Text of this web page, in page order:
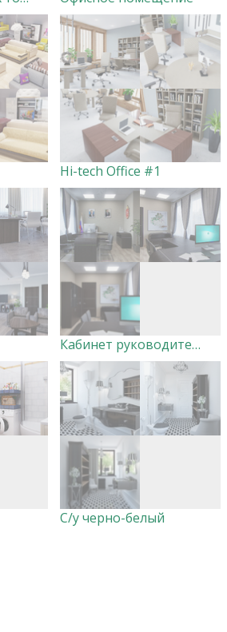
Hi-tech Office #1
Кабинет руководителя
С/у черно-белый